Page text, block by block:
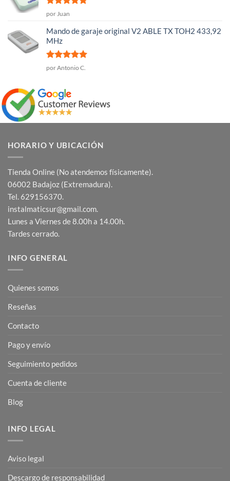
Valorado
por Juan
Mando de garaje original V2 ABLE TX TOH2 433,92
MHz
Valorado
por Antonio C.
HORARIO Y UBICACIÓN
Tienda Online (No atendemos físicamente).
06002 Badajoz (Extremadura).
Tel. 629156370.
instalmaticsur@gmail.com.
Lunes a Viernes de 8.00h a 14.00h.
Tardes cerrado.
INFO GENERAL
Quienes somos
Reseñas
Contacto
Pago y envío
Seguimiento pedidos
Cuenta de cliente
Blog
INFO LEGAL
Aviso legal
Descargo de responsabilidad